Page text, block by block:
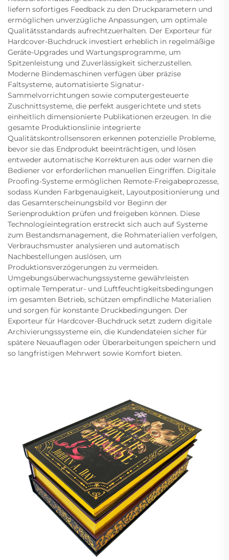
liefern sofortiges Feedback zu den Druckparametern und
ermöglichen unverzügliche Anpassungen, um optimale
Qualitätsstandards aufrechtzuerhalten. Der Exporteur für
Hardcover-Buchdruck investiert erheblich in regelmäßige
Geräte-Upgrades und Wartungsprogramme, um
Spitzenleistung und Zuverlässigkeit sicherzustellen.
Moderne Bindemaschinen verfügen über präzise
Faltsysteme, automatisierte Signatur-
Sammelvorrichtungen sowie computergesteuerte
Zuschnittsysteme, die perfekt ausgerichtete und stets
einheitlich dimensionierte Publikationen erzeugen. In die
gesamte Produktionslinie integrierte
Qualitätskontrollsensoren erkennen potenzielle Probleme,
bevor sie das Endprodukt beeinträchtigen, und lösen
entweder automatische Korrekturen aus oder warnen die
Bediener vor erforderlichen manuellen Eingriffen. Digitale
Proofing-Systeme ermöglichen Remote-Freigabeprozesse,
sodass Kunden Farbgenauigkeit, Layoutpositionierung und
das Gesamterscheinungsbild vor Beginn der
Serienproduktion prüfen und freigeben können. Diese
Technologieintegration erstreckt sich auch auf Systeme
zum Bestandsmanagement, die Rohmaterialien verfolgen,
Verbrauchsmuster analysieren und automatisch
Nachbestellungen auslösen, um
Produktionsverzögerungen zu vermeiden.
Umgebungsüberwachungssysteme gewährleisten
optimale Temperatur- und Luftfeuchtigkeitsbedingungen
im gesamten Betrieb, schützen empfindliche Materialien
und sorgen für konstante Druckbedingungen. Der
Exporteur für Hardcover-Buchdruck setzt zudem digitale
Archivierungssysteme ein, die Kundendateien sicher für
spätere Neuauflagen oder Überarbeitungen speichern und
so langfristigen Mehrwert sowie Komfort bieten.